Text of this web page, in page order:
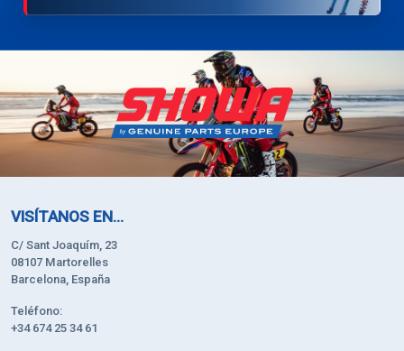
VISÍTANOS EN...
C/ Sant Joaquím, 23
08107 Martorelles
Barcelona, España
Teléfono:
+34 674 25 34 61